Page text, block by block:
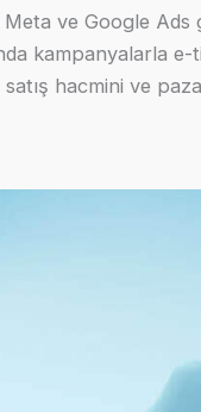
Meta ve Google Ads
kampanyalarla e-
satış hacmini ve